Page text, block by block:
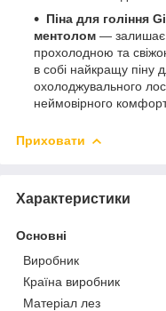
Піна для гоління
ментолом — залишає
прохолодною та
в собі найкращу піну
охолоджувального
неймовірного
Приховати
Характеристики
Основні
Виробник
Країна виробник
Матеріал лез